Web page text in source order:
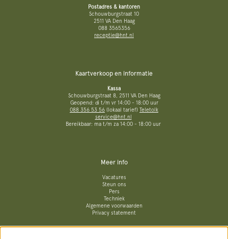
Postadres & kantoren
Schouwburgstraat 10
2511 VA Den Haag
088 3565356
receptie@hnt.nl
Kaartverkoop en informatie
Kassa
Schouwburgstraat 8, 2511 VA Den Haag
Geopend: di t/m vr 14:00 - 18:00 uur
088 356 53 56 (lokaal tarief) Teletolk
service@hnt.nl
Bereikbaar: ma t/m za 14:00 - 18:00 uur
Meer info
Vacatures
Steun ons
Pers
Techniek
Algemene voorwaarden
Privacy statement